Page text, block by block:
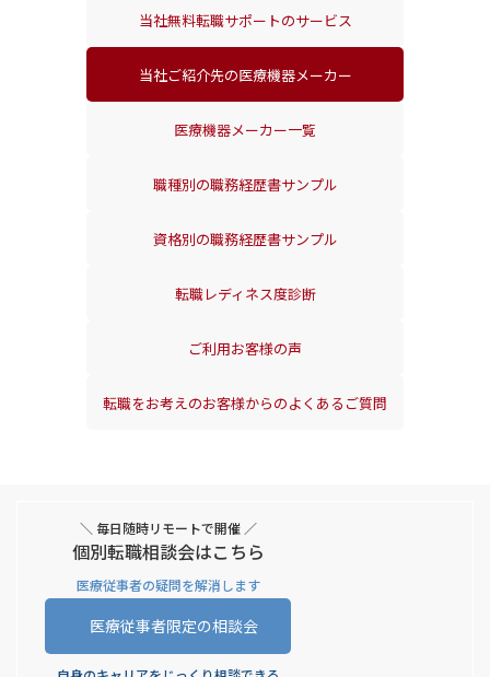
当社無料転職サポートのサービス
当社ご紹介先の医療機器メーカー
医療機器メーカー一覧
職種別の職務経歴書サンプル
資格別の職務経歴書サンプル
転職レディネス度診断
ご利用お客様の声
転職をお考えのお客様からのよくあるご質問
＼ 毎日随時リモートで開催 ／
個別転職相談会はこちら
医療従事者の疑問を解消します
医療従事者限定の相談会